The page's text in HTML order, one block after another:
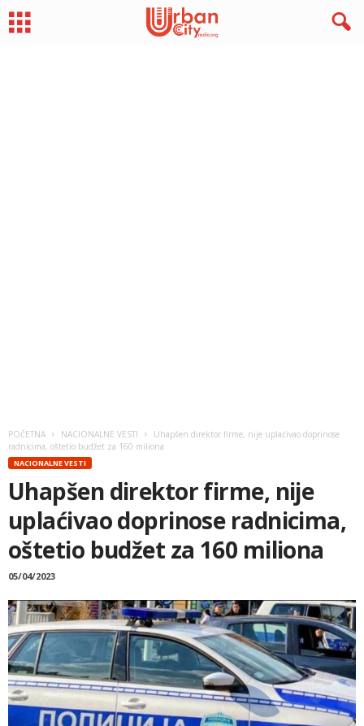
POČETNA NACIONALNE VESTI
Uhapšen direktor firme, nije uplaćivao doprinose
radnicima, oštetio budžet za 160 miliona
NACIONALNE VESTI
Uhapšen direktor firme, nije
uplaćivao doprinose radnicima,
oštetio budžet za 160 miliona
05/04/2023